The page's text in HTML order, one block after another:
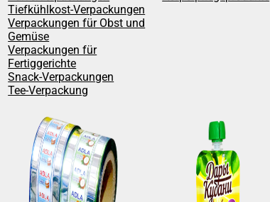
Tiefkühlkost-Verpackungen
Verpackungen für Obst und
Gemüse
Verpackungen für
Fertiggerichte
Snack-Verpackungen
Tee-Verpackung